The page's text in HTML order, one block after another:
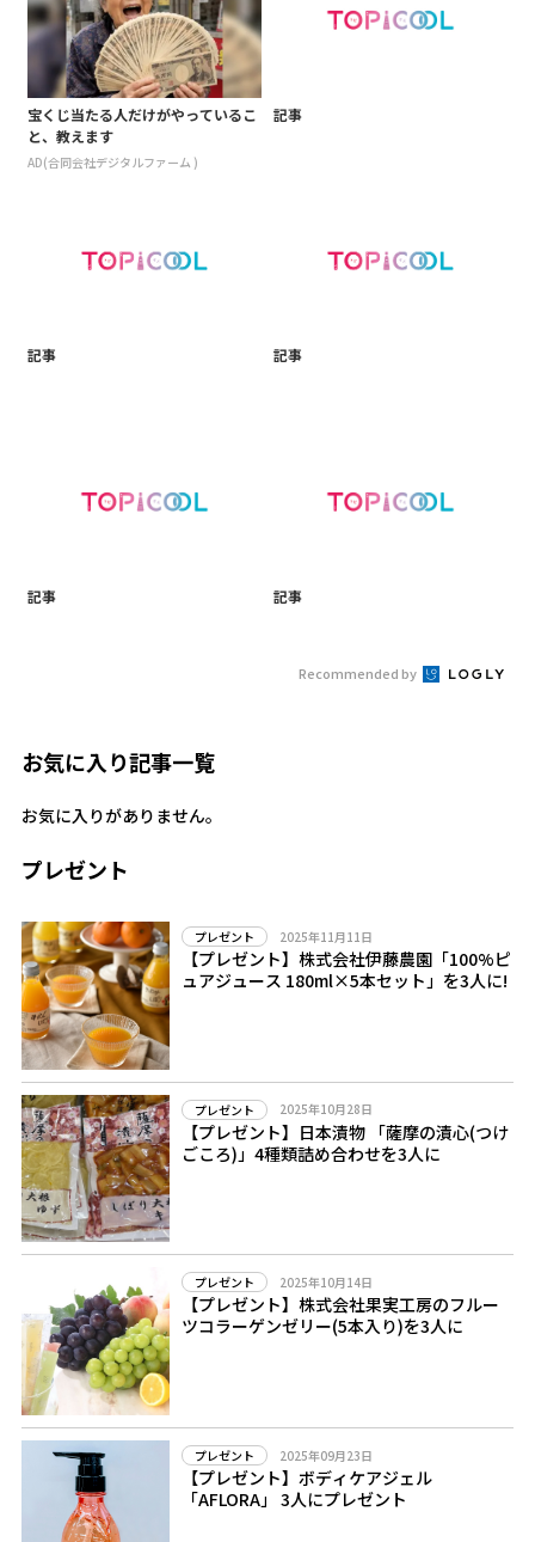
宝くじ当たる人だけがやっているこ
と、教えます
AD(合同会社デジタルファーム )
記事
記事 記事
記事 記事
Recommended by
お気に入り記事一覧
お気に入りがありません。
プレゼント
プレゼント 2025年11月11日
【プレゼント】株式会社伊藤農園「100%ピ
ュアジュース 180ml×5本セット」を3人に!
プレゼント 2025年10月28日
【プレゼント】日本漬物 「薩摩の漬心(つけ
ごころ)」4種類詰め合わせを3人に
プレゼント 2025年10月14日
【プレゼント】株式会社果実工房のフルー
ツコラーゲンゼリー(5本入り)を3人に
プレゼント 2025年09月23日
【プレゼント】ボディケアジェル
「AFLORA」 3人にプレゼント